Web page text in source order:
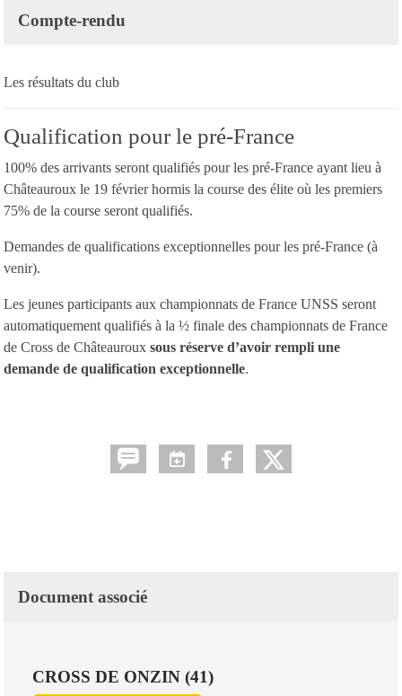
Compte-rendu
Les résultats du club
Qualification pour le pré-France
100% des arrivants seront qualifiés pour les pré-France ayant lieu à
Châteauroux le 19 février hormis la course des élite où les premiers
75% de la course seront qualifiés.
Demandes de qualifications exceptionnelles pour les pré-France (à
venir).
Les jeunes participants aux championnats de France UNSS seront
automatiquement qualifiés à la ½ finale des championnats de France
de Cross de Châteauroux sous réserve d’avoir rempli une
demande de qualification exceptionnelle.
Document associé
CROSS DE ONZIN (41)